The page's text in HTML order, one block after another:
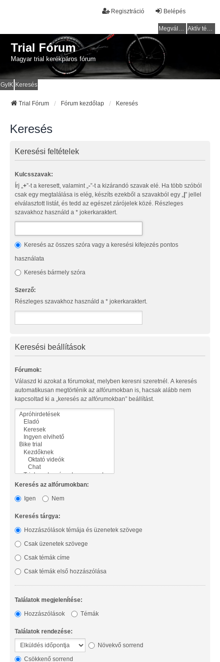
Belépés
Regisztráció
Megválaszolatlan témák Aktív témák
Trial Fórum
Magyar trial kerékpáros fórum
GyIK Keresés
Trial Fórum Fórum kezdőlap Keresés
Keresés
Keresési feltételek
Kulcsszavak:
Írj „ +”-t a keresett, valamint „ -”-t a kizárandó szavak elé. Ha több szóból
csak egy megtalálása is elég, készíts ezekből a szavakból egy „ |” jellel
elválasztott listát, és tedd az egészet zárójelek közé. Részleges
szavakhoz használd a * jokerkaraktert.
Keresés az összes szóra vagy a keresési kifejezés pontos
használata
Keresés bármely szóra
Szerző:
Részleges szavakhoz használd a * jokerkaraktert.
Keresési beállítások
Fórumok:
Válaszd ki azokat a fórumokat, melyben keresni szeretnél. A keresés
automatikusan megtörténik az alfórumokban is, hacsak alább nem
kapcsoltad ki a „keresés az alfórumokban” beállítást.
Keresés az alfórumokban:
Igen
Nem
Keresés tárgya:
Hozzászólások témája és üzenetek szövege
Csak üzenetek szövege
Csak témák címe
Csak témák első hozzászólása
Találatok megjelenítése:
Hozzászólások
Témák
Találatok rendezése:
Növekvő sorrend
Csökkenő sorrend